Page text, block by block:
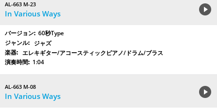
AL-663 M-23
In Various Ways
60秒Type
ジャズ
エレキギター/アコースティックピアノ/ドラム/ブラス
1:04
AL-663 M-08
In Various Ways